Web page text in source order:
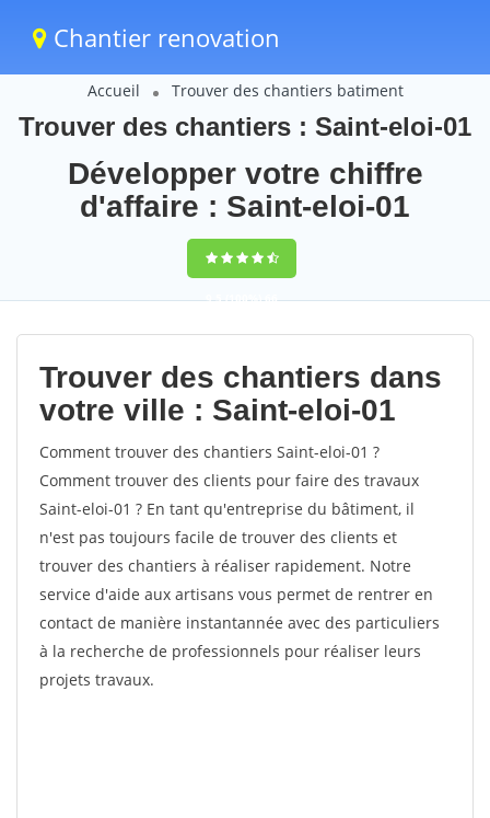
Chantier renovation
Accueil Trouver des chantiers batiment
Trouver des chantiers : Saint-eloi-01
Développer votre chiffre
d'affaire : Saint-eloi-01
9,5(100%)66
votes
Trouver des chantiers dans
votre ville : Saint-eloi-01
Comment trouver des chantiers Saint-eloi-01 ?
Comment trouver des clients pour faire des travaux
Saint-eloi-01 ? En tant qu'entreprise du bâtiment, il
n'est pas toujours facile de trouver des clients et
trouver des chantiers à réaliser rapidement. Notre
service d'aide aux artisans vous permet de rentrer en
contact de manière instantannée avec des particuliers
à la recherche de professionnels pour réaliser leurs
projets travaux.